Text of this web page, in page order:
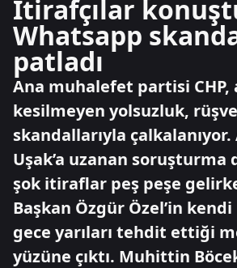
İtirafçılar
Whatsapp
patladı
Ana muhalefet partisi CHP,
kesilmeyen yolsuzluk,
skandallarıyla çalkalanıyor.
Uşak’a uzanan soruşturma
şok itiraflar peş peşe
Başkan Özgür Özel’in
gece yarıları tehdit ettiği
yüzüne çıktı. Muhittin